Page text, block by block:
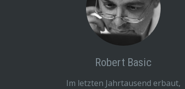
Robert Basic
Im letzten Jahrtausend erbaut,